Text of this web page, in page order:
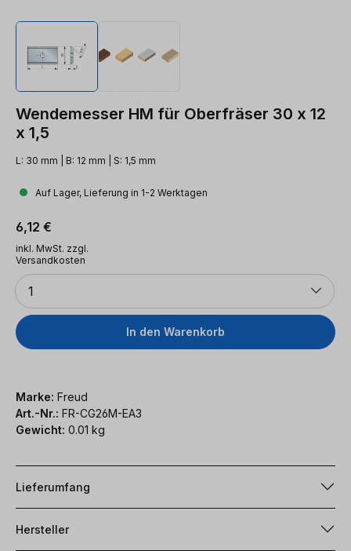
Wendemesser HM für Oberfräser 30 x 12
x 1,5
L: 30 mm | B: 12 mm | S: 1,5 mm
Auf Lager, Lieferung in 1-2 Werktagen
Regulärer Preis:
6,12 €
inkl. MwSt. zzgl.
Versandkosten
Anzahl
1
In den Warenkorb
Marke: Freud
Art.-Nr.: FR-CG26M-EA3
Gewicht: 0.01 kg
Lieferumfang
Hersteller